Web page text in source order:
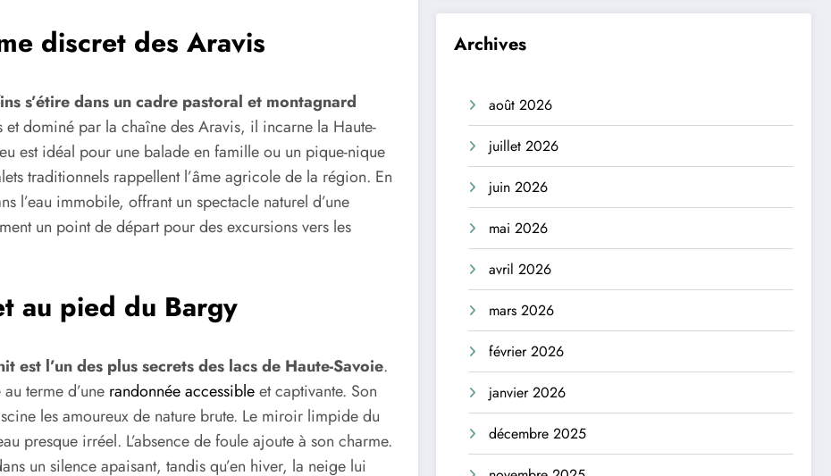
discret des Aravis
s’étire dans un cadre pastoral et montagnard
et dominé par la chaîne des Aravis, il incarne la Haute-
est idéal pour une balade en famille ou un pique-nique
traditionnels rappellent l’âme agricole de la région. En
l’eau immobile, offrant un spectacle naturel d’une
un point de départ pour des excursions vers les
au pied du Bargy
est l’un des plus secrets des lacs de Haute-Savoie.
terme d’une randonnée accessibleet captivante. Son
les amoureux de nature brute. Le miroir limpide du
presque irréel. L’absence de foule ajoute à son charme.
un silence apaisant, tandis qu’en hiver, la neige lui
Archives
août 2026
juillet 2026
juin 2026
mai 2026
avril 2026
mars 2026
février 2026
janvier 2026
décembre 2025